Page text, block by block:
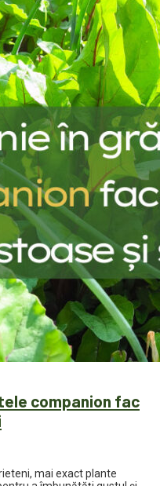
companion fac
mai exact plante